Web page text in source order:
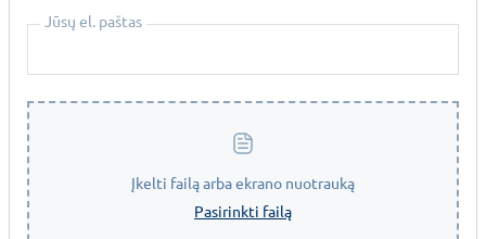
Jūsų el. paštas
Įkelti failą arba ekrano nuotrauką
Pasirinkti failą